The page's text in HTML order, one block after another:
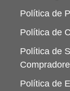
Política de
Política de
Política de
Política de